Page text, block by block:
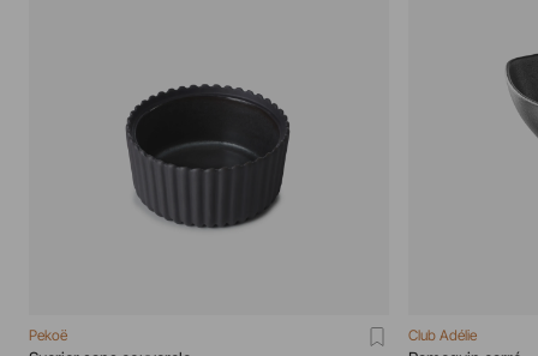
Pekoë Club Adélie